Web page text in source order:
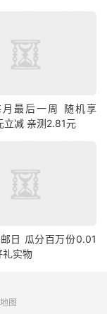
最后一周 随机享
减 亲测2.81元
日 瓜分百万份0.01
礼实物
图